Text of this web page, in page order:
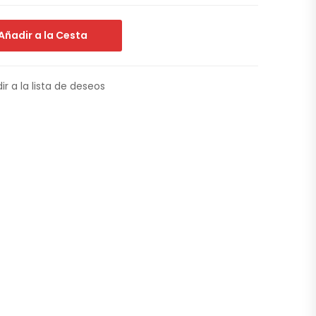
a la Cesta
a la lista de deseos